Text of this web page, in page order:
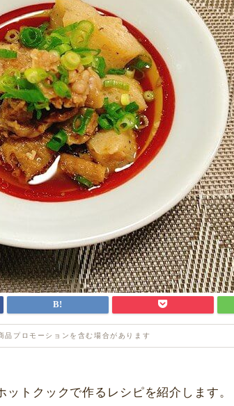
品プロモーションを含む場合があります
トクックで作るレシピを紹介します。